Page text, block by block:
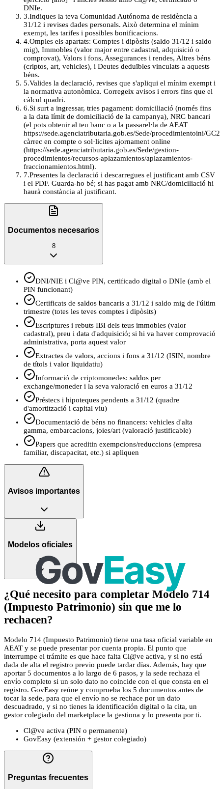
DNIe.
3.Indiques la teva Comunidad Autónoma de residència a
31/12 i revises dades personals. Això determina el mínim
exempt, les tarifes i possibles bonificacions.
4.Omples els apartats: Comptes i dipòsits (saldo 31/12 i saldo
mig), Immobles (valor major entre cadastral, adquisició o
comprovat), Valors i fons, Assegurances i rendes, Altres béns
(criptos, art, vehicles), i Deutes deduïbles vinculats a aquests
béns.
5.Valides la declaració, revises que s'apliqui el mínim exempt i
la normativa autonòmica. Corregeix avisos i errors fins que el
càlcul quadri.
6.Si surt a ingressar, tries pagament: domiciliació (només fins
a la data límit de domiciliació de la campanya), NRC bancari
(el pots obtenir al teu banc o a la passarel·la de AEAT
https://sede.agenciatributaria.gob.es/Sede/procedimientoini/
càrrec en compte o sol·licites ajornament online
(https://sede.agenciatributaria.gob.es/Sede/gestion-
procedimientos/recursos-aplazamientos/aplazamientos-
fraccionamientos.html).
7.Presentes la declaració i descarregues el justificant amb CSV
i el PDF. Guarda-ho bé; si has pagat amb NRC/domiciliació hi
haurà constància al justificant.
Documentos necesarios
8
DNI/NIE i Cl@ve PIN, certificado digital o DNIe (amb el
PIN funcionant)
Certificats de saldos bancaris a 31/12 i saldo mig de l'últim
trimestre (totes les teves comptes i dipòsits)
Escriptures i rebuts IBI dels teus immobles (valor
cadastral), preu i data d'adquisició; si hi va haver comprovació
administrativa, porta aquest valor
Extractes de valors, accions i fons a 31/12 (ISIN, nombre
de títols i valor liquidatiu)
Informació de criptomonedes: saldos per
exchange/moneder i la seva valoració en euros a 31/12
Préstecs i hipoteques pendents a 31/12 (quadre
d'amortització i capital viu)
Documentació de béns no financers: vehicles d'alta
gamma, embarcacions, joies/art (valoració justificable)
Papers que acreditin exempcions/reduccions (empresa
familiar, discapacitat, etc.) si apliquen
Avisos importantes
Modelos oficiales
2
¿Qué necesito para completar Modelo 714
(Impuesto Patrimonio) sin que me lo
rechacen?
Modelo 714 (Impuesto Patrimonio) tiene una tasa oficial variable en
AEAT y se puede presentar por cuenta propia. El punto que
interrumpe el trámite es que hace falta Cl@ve activa, y si no está
dada de alta el registro previo puede tardar días. Además, hay que
aportar 5 documentos a lo largo de 6 pasos, y la sede rechaza el
envío completo si un solo dato no coincide con el que consta en el
registro. GovEasy reúne y comprueba los 5 documentos antes de
tocar la sede, para que el envío no se rechace por un dato
descuadrado, y si no tienes la identificación digital o la cita, un
gestor colegiado del marketplace la gestiona y lo presenta por ti.
Cl@ve activa (PIN o permanente)
GovEasy (extensión + gestor colegiado)
Preguntas frecuentes